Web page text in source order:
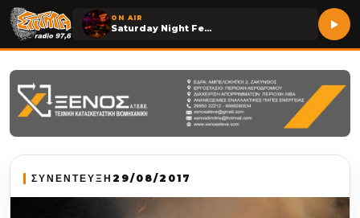
ON AIR
Saturday Night Fever
ΣΥΝΕΝΤΕΥΞΗ 29/08/2017